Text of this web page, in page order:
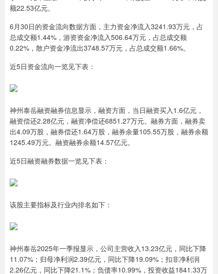
额22.53亿元。
6月30日的资金流向数据方面，主力资金净流入3241.93万元，占
总成交额1.44%，游资资金净流入506.64万元，占总成交额
0.22%，散户资金净流出3748.57万元，占总成交额1.66%。
近5日资金流向一览见下表：
神州泰岳融资融券信息显示，融资方面，当日融资买入1.6亿元，
融资偿还2.28亿元，融资净偿还6851.27万元。融券方面，融券卖
出4.09万股，融券偿还1.64万股，融券余量105.55万股，融券余额
1245.49万元。融资融券余额14.57亿元。
近5日融资融券数据一览见下表：
该股主要指标及行业内排名如下：
神州泰岳2025年一季报显示，公司主营收入13.23亿元，同比下降
11.07%；归母净利润2.39亿元，同比下降19.09%；扣非净利润
2.26亿元，同比下降21.1%；负债率10.99%，投资收益1841.33万